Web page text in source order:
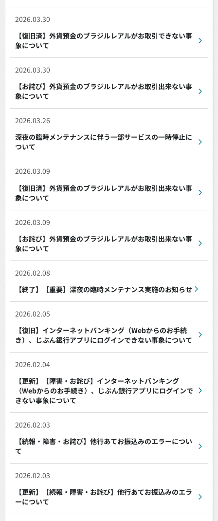
2026.03.30
【復旧済】外貨預金のブラジルレアルがお取引できない事
象について
2026.03.30
【お詫び】外貨預金のブラジルレアルがお取引出来ない事
象について
2026.03.26
深夜の臨時メンテナンスに伴う一部サービスの一時停止に
ついて
2026.03.09
【復旧済】外貨預金のブラジルレアルがお取引出来ない事
象について
2026.03.09
【お詫び】外貨預金のブラジルレアルがお取引出来ない事
象について
2026.02.08
【終了】【重要】深夜の臨時メンテナンス実施のお知らせ
2026.02.05
【復旧】インターネットバンキング（Webからのお手続
き）、じぶん銀行アプリにログインできない事象について
2026.02.04
【更新】【障害・お詫び】インターネットバンキング
（Webからのお手続き）、じぶん銀行アプリにログインで
きない事象について
2026.02.03
【続報・障害・お詫び】他行あてお振込みのエラーについ
て
2026.02.03
【更新】【続報・障害・お詫び】他行あてお振込みのエラ
ーについて